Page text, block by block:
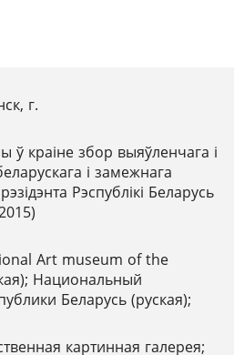
г.
ў краіне збор выяўленчага і
і замежнага
Рэспублікі Беларусь
Art museum of the
Национальный
Беларусь (руская);
картинная галерея;